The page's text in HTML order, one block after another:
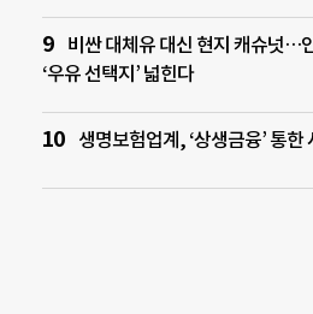
비싼 대체유 대신 현지 캐슈넛…
‘우유 선택지’ 넓힌다
생명보험업계, ‘상생금융’ 통한